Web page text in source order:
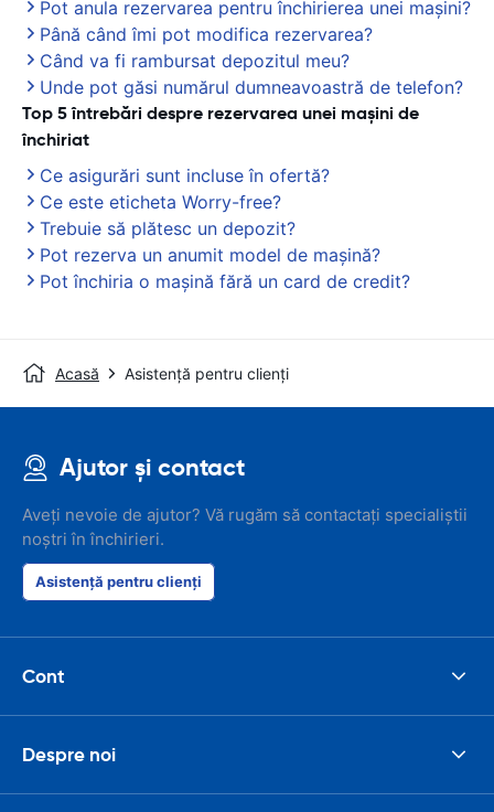
Pot anula rezervarea pentru închirierea unei mașini?
Până când îmi pot modifica rezervarea?
Când va fi rambursat depozitul meu?
Unde pot găsi numărul dumneavoastră de telefon?
Top 5 întrebări despre rezervarea unei mașini de
închiriat
Ce asigurări sunt incluse în ofertă?
Ce este eticheta Worry-free?
Trebuie să plătesc un depozit?
Pot rezerva un anumit model de mașină?
Pot închiria o mașină fără un card de credit?
Acasă Asistență pentru clienți
Ajutor și contact
Aveți nevoie de ajutor? Vă rugăm să contactați specialiștii
noștri în închirieri.
Asistență pentru clienți
Cont
Despre noi